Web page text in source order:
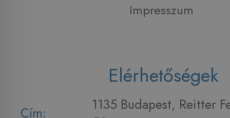
Impresszum
Elérhetőségek
Cím:
1135 Budapest, Reitter